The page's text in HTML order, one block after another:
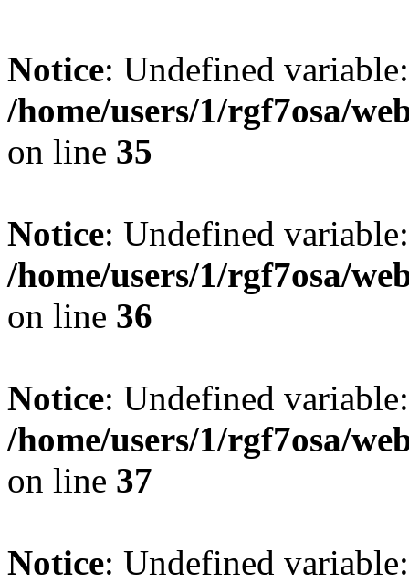
Notice: Undefined
/home/users/1/rgf7osa/
on line 35
Notice: Undefined
/home/users/1/rgf7osa/
on line 36
Notice: Undefined
/home/users/1/rgf7osa/
on line 37
Notice: Undefined